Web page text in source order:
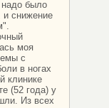
было
и снижение
моя
с
в ногах
клинике
(52 года) у
Из всех